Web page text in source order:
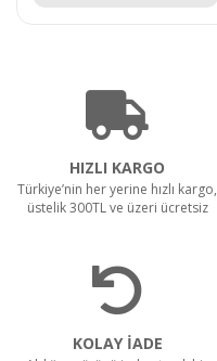
HIZLI KARGO
Türkiye’nin her yerine hızlı kargo,
üstelik 300TL ve üzeri ücretsiz
KOLAY İADE